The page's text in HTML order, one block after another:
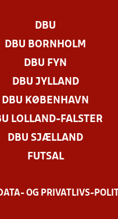
DBU
DBU BORNHOLM
DBU FYN
DBU JYLLAND
DBU KØBENHAVN
LOLLAND-FALSTER
DBU SJÆLLAND
FUTSAL
OG PRIVATLIVS-